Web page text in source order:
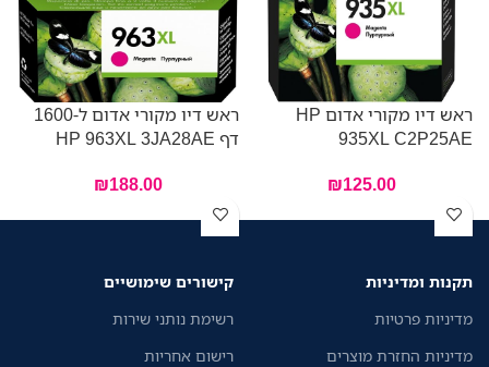
ראש דיו מקורי אדום HP
935XL C2P25AE
₪125.00
ראש דיו מקורי אדום ל-1600
דף HP 963XL 3JA28AE
₪188.00
תקנות ומדיניות
מדיניות פרטיות
מדיניות החזרת מוצרים
קישורים שימושיים
רשימת נותני שירות
רישום אחריות